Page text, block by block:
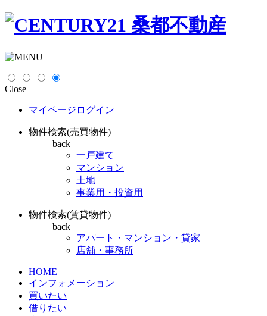
Close
マイページログイン
物件検索(売買物件)
back
一戸建て
マンション
土地
事業用・投資用
物件検索(賃貸物件)
back
アパート・マンション・貸家
店舗・事務所
HOME
インフォメーション
買いたい
借りたい